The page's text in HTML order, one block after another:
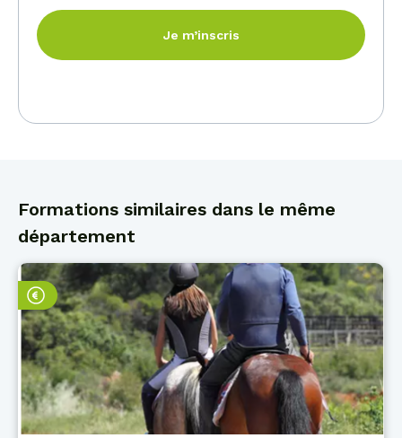
Je m’inscris
Formations similaires dans le même
département